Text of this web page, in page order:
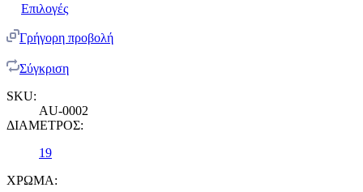
Επιλογές
Γρήγορη προβολή
Σύγκριση
SKU:
AU-0002
ΔΙΑΜΕΤΡΟΣ:
19
ΧΡΩΜΑ: